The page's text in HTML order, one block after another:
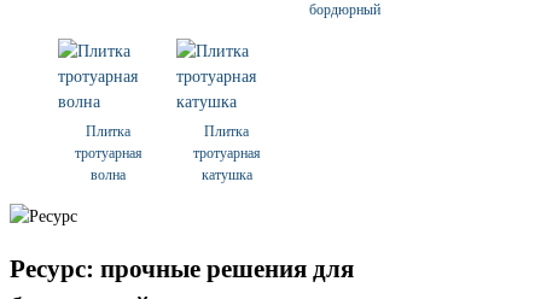
бордюрный
Плитка
тротуарная
волна
Плитка
тротуарная
катушка
Ресурс: прочные решения для